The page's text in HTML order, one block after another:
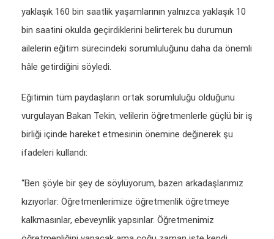
yaklaşık 160 bin saatlik yaşamlarının yalnızca yaklaşık 10
bin saatini okulda geçirdiklerini belirterek bu durumun
ailelerin eğitim sürecindeki sorumluluğunu daha da önemli
hâle getirdiğini söyledi.
Eğitimin tüm paydaşların ortak sorumluluğu olduğunu
vurgulayan Bakan Tekin, velilerin öğretmenlerle güçlü bir iş
birliği içinde hareket etmesinin önemine değinerek şu
ifadeleri kullandı:
“Ben şöyle bir şey de söylüyorum, bazen arkadaşlarımız
kızıyorlar: Öğretmenlerimize öğretmenlik öğretmeye
kalkmasınlar, ebeveynlik yapsınlar. Öğretmenimiz